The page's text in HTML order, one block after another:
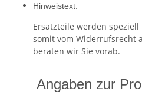
Hinweistext:
Ersatzteile werden
somit vom Widerrufsrecht
beraten wir Sie vorab.
Angaben zur